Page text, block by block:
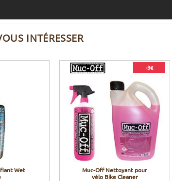
INTÉRESSER
Wet
-3€
Muc-Off Nettoyant pour
vélo Bike Cleaner